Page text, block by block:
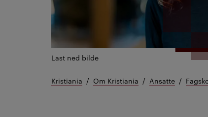
Last ned bilde
Kristiania Om Kristiania Ansatte